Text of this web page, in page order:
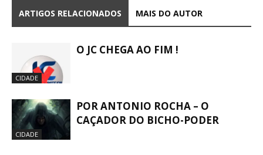
ARTIGOS RELACIONADOS MAIS DO AUTOR
CIDADE
O JC CHEGA AO FIM !
CIDADE
POR ANTONIO ROCHA – O
CAÇADOR DO BICHO-PODER